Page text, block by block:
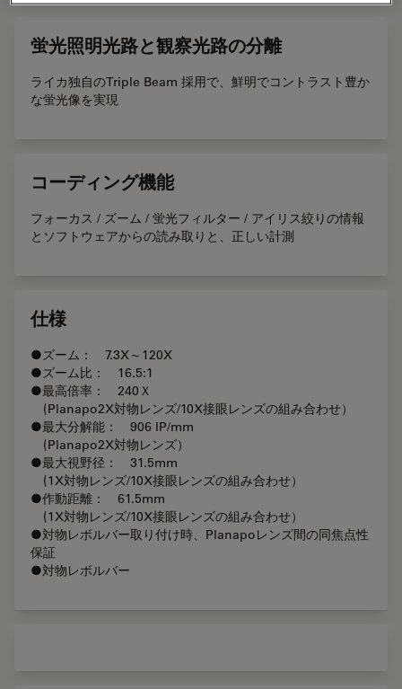
蛍光照明光路と観察光路の分離
ライカ独自のTriple Beam 採用で、鮮明でコントラスト豊か
な蛍光像を実現
コーディング機能
フォーカス / ズーム / 蛍光フィルター / アイリス絞りの情報
とソフトウェアからの読み取りと、正しい計測
仕様
●ズーム： 7.3X～120X
●ズーム比： 16.5:1
●最高倍率： 240Ｘ
(Planapo2X対物レンズ/10X接眼レンズの組み合わせ）
●最大分解能： 906 lP/mm
(Planapo2X対物レンズ）
●最大視野径： 31.5mm
(1X対物レンズ/10X接眼レンズの組み合わせ）
●作動距離： 61.5mm
(1X対物レンズ/10X接眼レンズの組み合わせ）
●対物レボルバー取り付け時、Planapoレンズ間の同焦点性
保証
●対物レボルバー